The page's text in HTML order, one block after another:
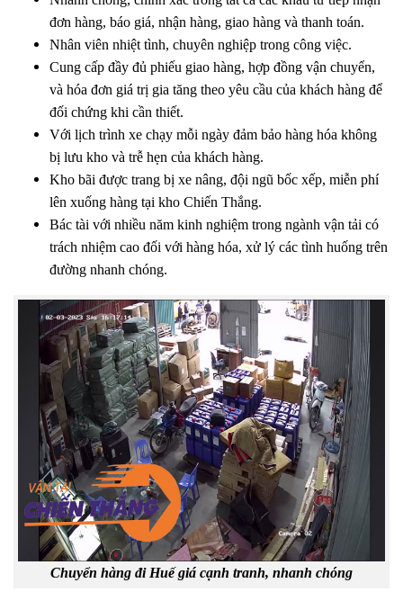
đơn hàng, báo giá, nhận hàng, giao hàng và thanh toán.
Nhân viên nhiệt tình, chuyên nghiệp trong công việc.
Cung cấp đầy đủ phiếu giao hàng, hợp đồng vận chuyển,
và hóa đơn giá trị gia tăng theo yêu cầu của khách hàng để
đối chứng khi cần thiết.
Với lịch trình xe chạy mỗi ngày đảm bảo hàng hóa không
bị lưu kho và trễ hẹn của khách hàng.
Kho bãi được trang bị xe nâng, đội ngũ bốc xếp, miễn phí
lên xuống hàng tại kho Chiến Thắng.
Bác tài với nhiều năm kinh nghiệm trong ngành vận tải có
trách nhiệm cao đối với hàng hóa, xử lý các tình huống trên
đường nhanh chóng.
Chuyển hàng đi Huế giá cạnh tranh, nhanh chóng